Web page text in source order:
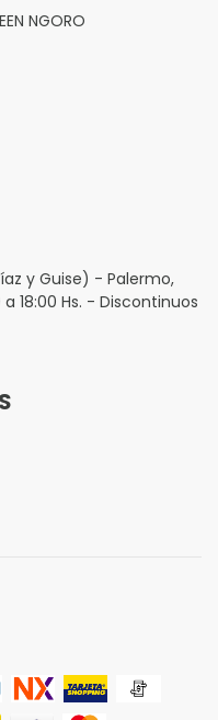
NGORO
y Guise) - Palermo,
18:00 Hs. - Discontinuos